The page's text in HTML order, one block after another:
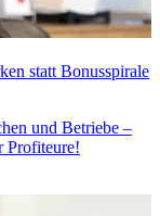
statt Bonusspirale
und Betriebe –
Profiteure!